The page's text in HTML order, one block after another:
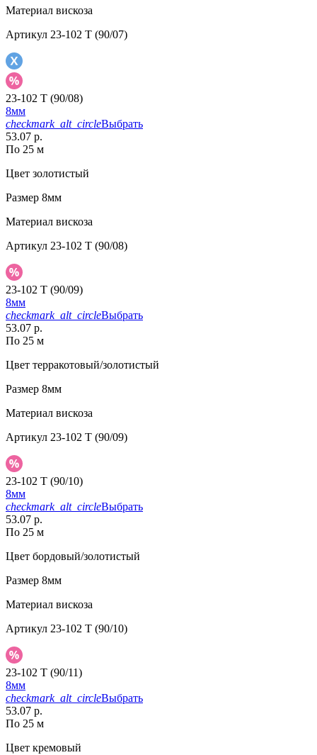
Материал вискоза
Артикул 23-102 T (90/07)
23-102 T (90/08)
8мм
checkmark_alt_circleВыбрать
53.07 р.
По 25 м
Цвет золотистый
Размер 8мм
Материал вискоза
Артикул 23-102 T (90/08)
23-102 T (90/09)
8мм
checkmark_alt_circleВыбрать
53.07 р.
По 25 м
Цвет терракотовый/золотистый
Размер 8мм
Материал вискоза
Артикул 23-102 T (90/09)
23-102 T (90/10)
8мм
checkmark_alt_circleВыбрать
53.07 р.
По 25 м
Цвет бордовый/золотистый
Размер 8мм
Материал вискоза
Артикул 23-102 T (90/10)
23-102 T (90/11)
8мм
checkmark_alt_circleВыбрать
53.07 р.
По 25 м
Цвет кремовый